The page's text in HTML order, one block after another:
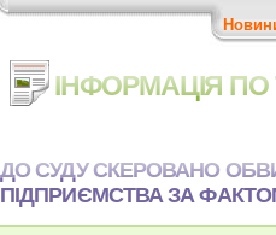
ІНФОРМАЦІЯ ПО
ДО СУДУ СКЕРОВАНО
ПІДПРИЄМСТВА ЗА